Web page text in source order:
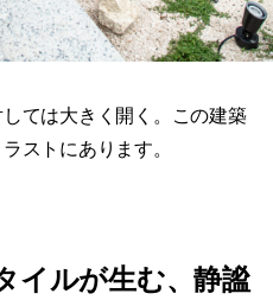
ては大きく開く。この建築
ストにあります。
イルが生む、静謐